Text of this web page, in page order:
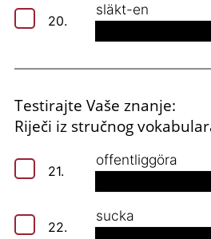
20.
släkt-en
Testirajte Vaše znanje:
Riječi iz stručnog
21.
offentliggöra
22.
sucka